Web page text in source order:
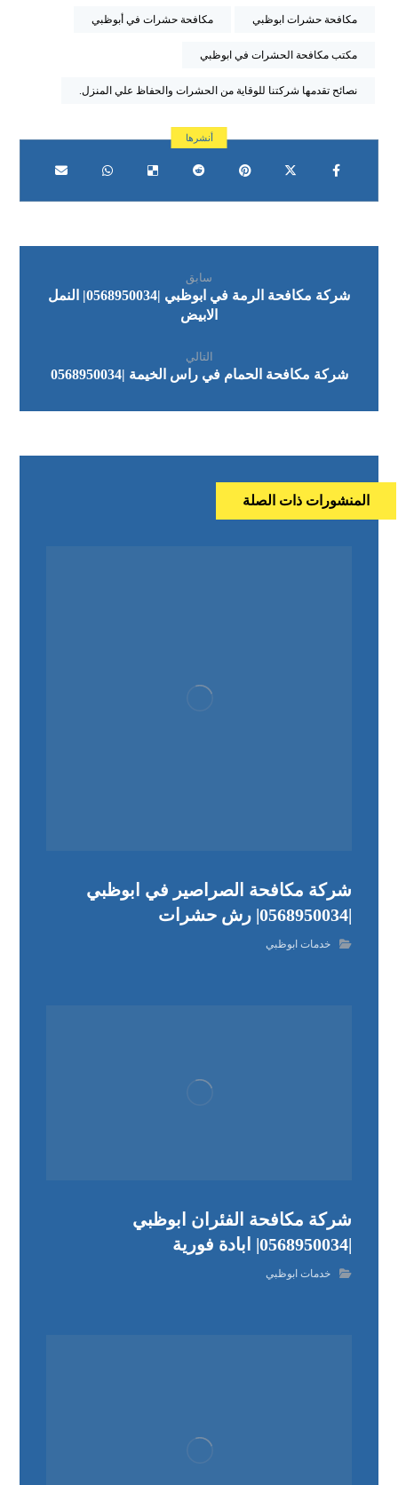
مكافحة حشرات ابوظبي مكافحة حشرات في أبوظبي
مكتب مكافحة الحشرات في ابوظبي
نصائح تقدمها شركتنا للوقاية من الحشرات والحفاظ علي المنزل.
سابق
شركة مكافحة الرمة في ابوظبي |0568950034| النمل
الابيض
التالي
شركة مكافحة الحمام في راس الخيمة |0568950034
المنشورات ذات الصلة
شركة مكافحة الصراصير في ابوظبي
|0568950034| رش حشرات
خدمات ابوظبي
شركة مكافحة الفئران ابوظبي
|0568950034| ابادة فورية
خدمات ابوظبي